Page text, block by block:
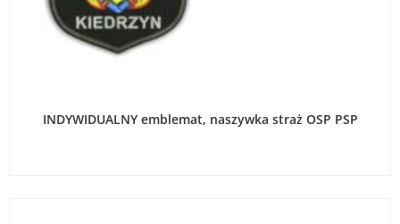
INDYWIDUALNY emblemat, naszywka straż OSP PSP